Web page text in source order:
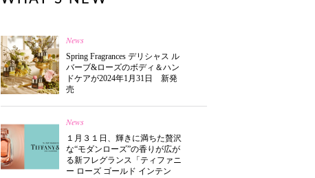
News
Spring Fragrances デリシャス ル
バーブ&ローズのボディ＆ハン
ドケアが2024年1月31日 新発
売
News
１月３１日、輝きに満ちた贅沢
な“モダンローズ”の香りが広が
る新フレグランス「ティファニ
ー ローズ ゴールド インテン